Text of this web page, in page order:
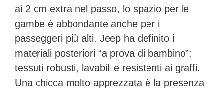
ai 2 cm extra nel passo, lo spazio per le
gambe è abbondante anche per i
passeggeri più alti. Jeep ha definito i
materiali posteriori “a prova di bambino”:
tessuti robusti, lavabili e resistenti ai graffi.
Una chicca molto apprezzata è la presenza